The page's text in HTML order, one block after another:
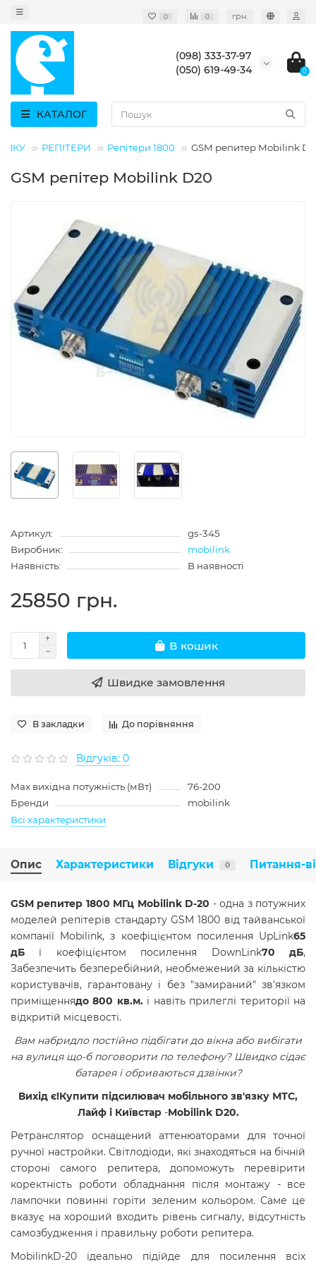
0 0 грн.
(098) 333-37-97
(050) 619-49-34
0
КАТАЛОГ
РЕПІТЕРИ Репітери 1800 GSM репитер Mobilink
GSM репітер Mobilink D20
Артикул:
gs-345
Виробник:
mobilink
Наявність:
В наявності
25850 грн.
В кошик
Швидке замовлення
В закладки До порівняння
Відгуків: 0
Max вихідна потужність (мВт)
76-200
Бренди
mobilink
Всі характеристики
Опис Характеристики Відгуки 0 Питання-
GSM репитер 1800 МГц Mobilink D-20 - одна з потужних
моделей репітерів стандарту GSM 1800 від тайванської
компанії Mobilink, з коефіцієнтом посилення UpLink65
дБ і коефіцієнтом посилення DownLink70 дБ,
Забезпечить безперебійний, необмежений за кількістю
користувачів, гарантовану і без "замираний" зв'язком
приміщеннядо 800 кв.м.і навіть прилеглі території на
відкритій місцевості.
Вам набридло постійно підбігати до вікна або вибігати
на вулиця що-б поговорити по телефону? Швидко сідає
батарея і обриваються дзвінки?
Вихід є!Купити підсилювач мобільного зв'язку МТС,
Лайф і Київстар-Mobilink D20.
Ретранслятор оснащений аттенюаторами для точної
ручної настройки. Світлодіоди, які знаходяться на бічній
стороні самого репитера, допоможуть перевірити
коректність роботи обладнання після монтажу - все
лампочки повинні горіти зеленим кольором. Саме це
вказує на хороший входить рівень сигналу, відсутність
самозбудження і правильну роботи репитера.
MobilinkD-20 ідеально підійде для посилення всіх